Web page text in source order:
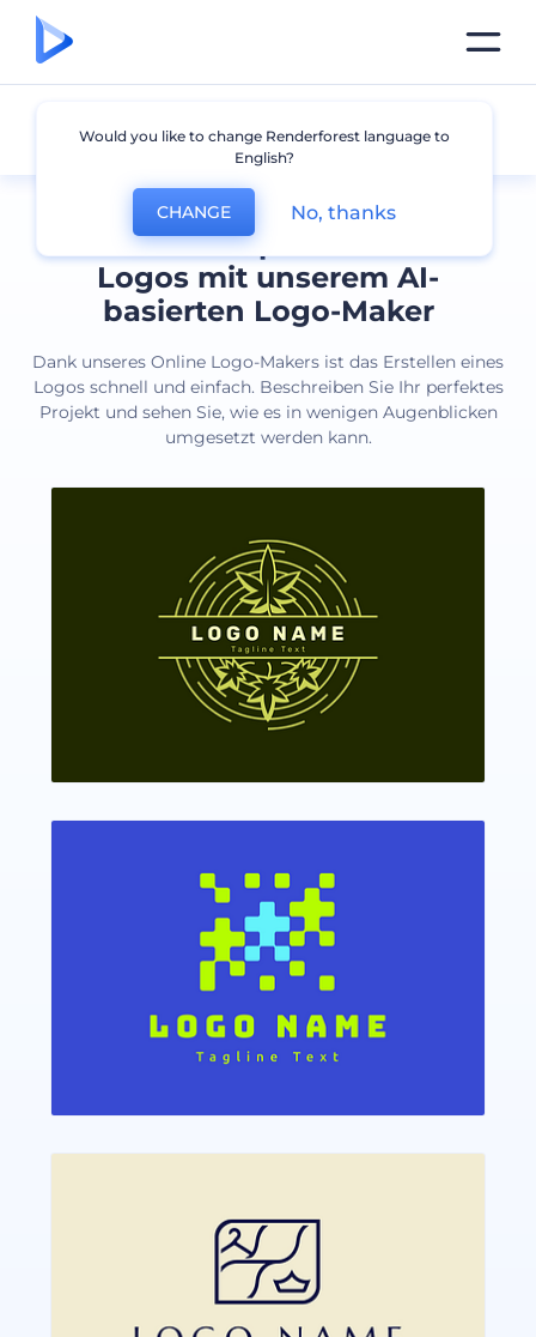
Erstellen Sie professionelle
Logos mit unserem AI-
basierten Logo-Maker
Dank unseres Online Logo-Makers ist das Erstellen eines
Logos schnell und einfach. Beschreiben Sie Ihr perfektes
Projekt und sehen Sie, wie es in wenigen Augenblicken
umgesetzt werden kann.
Alle Logos
Would you like to change Renderforest language to
English?
CHANGE No, thanks